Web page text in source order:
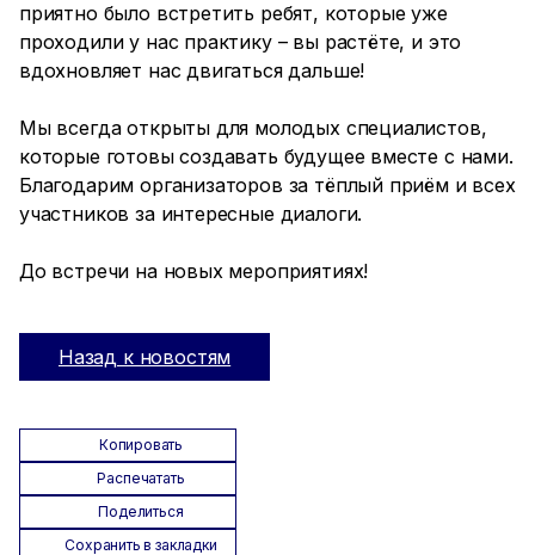
приятно было встретить ребят, которые уже
проходили у нас практику – вы растёте, и это
вдохновляет нас двигаться дальше!
Мы всегда открыты для молодых специалистов,
которые готовы создавать будущее вместе с нами.
Благодарим организаторов за тёплый приём и всех
участников за интересные диалоги.
До встречи на новых мероприятиях!
Назад к новостям
Копировать
Распечатать
Поделиться
Сохранить в закладки